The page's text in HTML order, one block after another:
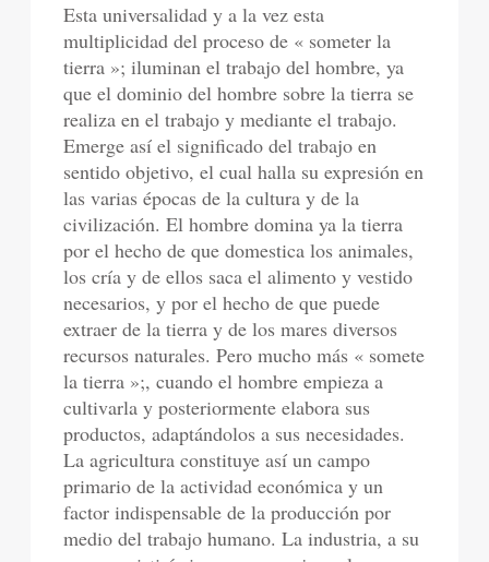
Esta universalidad y a la vez esta
multiplicidad del proceso de « someter la
tierra »; iluminan el trabajo del hombre, ya
que el dominio del hombre sobre la tierra se
realiza en el trabajo y mediante el trabajo.
Emerge así el significado del trabajo en
sentido objetivo, el cual halla su expresión en
las varias épocas de la cultura y de la
civilización. El hombre domina ya la tierra
por el hecho de que domestica los animales,
los cría y de ellos saca el alimento y vestido
necesarios, y por el hecho de que puede
extraer de la tierra y de los mares diversos
recursos naturales. Pero mucho más « somete
la tierra »;, cuando el hombre empieza a
cultivarla y posteriormente elabora sus
productos, adaptándolos a sus necesidades.
La agricultura constituye así un campo
primario de la actividad económica y un
factor indispensable de la producción por
medio del trabajo humano. La industria, a su